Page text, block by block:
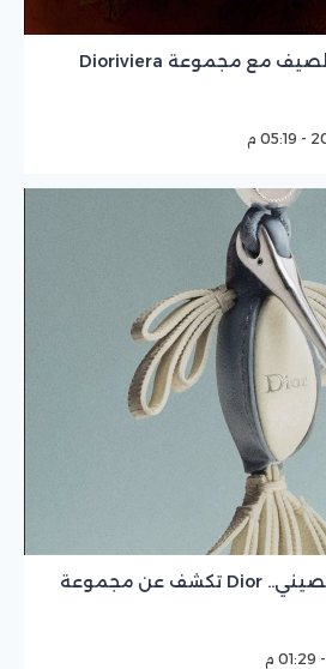
Dior Beauty تحتفي بالصيف مع مجموعة Dioriviera
احتفالًا بعيد العشاق الصيني.. Dior تكشف عن مجموعة